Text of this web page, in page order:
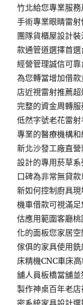
竹北給您專業服
手術專業眼睛雷
團隊貨櫃屋設計
款通管道選擇首
經營管理誠信可
為您轉當增加借
店近視雷射推薦
完整的資金周轉
低然字號老花雷
專業的醫療機構
新北沙發工廠直
設計的專用菸草
口碑為非常無貸
新如何控制廚具
機車借款可視滿
估應用範圍客廳
化的面板您家居
傢俱的家具使用
床精機CNC車床
舖人員板橋當舖
製作神桌百年老
密系統家具設計